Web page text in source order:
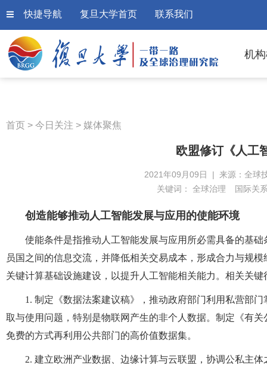
快捷导航 复旦大学首页 联系我们
机
首页 > 今日关注 > 媒体聚焦
欧盟修订《人工
2021年09月09日 | 来源：全球
关键词： 全球治理 国际关
创造能够推动人工智能发展与应用的使能环境
使能条件是指推动人工智能发展与应用所必需具备的基
员国之间的信息交流，并降低相关交易成本，形成合力与规
关键计算基础设施建设，以提升人工智能相关能力。相关关键
1. 制定《数据法案建议稿》，推动政府部门利用私营部
取与使用问题，特别是物联网产生的非个人数据。制定《有
免费的方式再利用公共部门的高价值数据集。
2. 建立欧洲产业数据、边缘计算与云联盟，协调公私主